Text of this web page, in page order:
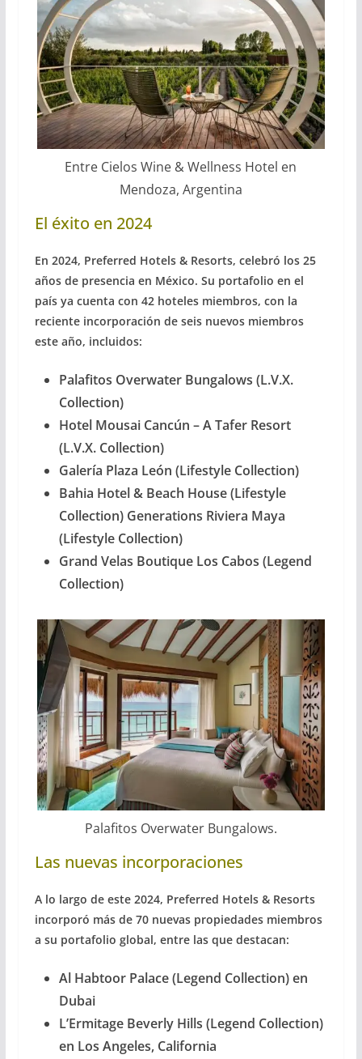
Entre Cielos Wine & Wellness Hotel en
Mendoza, Argentina
El éxito en 2024
En 2024, Preferred Hotels & Resorts, celebró los 25
años de presencia en México. Su portafolio en el
país ya cuenta con 42 hoteles miembros, con la
reciente incorporación de seis nuevos miembros
este año, incluidos:
Palafitos Overwater Bungalows (L.V.X.
Collection)
Hotel Mousai Cancún – A Tafer Resort
(L.V.X. Collection)
Galería Plaza León (Lifestyle Collection)
Bahia Hotel & Beach House (Lifestyle
Collection) Generations Riviera Maya
(Lifestyle Collection)
Grand Velas Boutique Los Cabos (Legend
Collection)
Palafitos Overwater Bungalows.
Las nuevas incorporaciones
A lo largo de este 2024, Preferred Hotels & Resorts
incorporó más de 70 nuevas propiedades miembros
a su portafolio global, entre las que destacan:
Al Habtoor Palace (Legend Collection) en
Dubai
L’Ermitage Beverly Hills (Legend Collection)
en Los Angeles, California